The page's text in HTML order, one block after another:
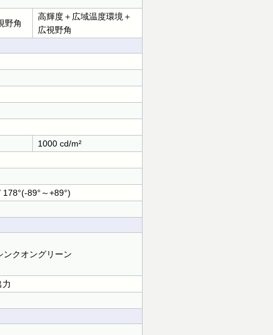
野角
高輝度＋広域温度環境＋
広視野角
1000 cd/m²
89°～+89°)
クオングリーン